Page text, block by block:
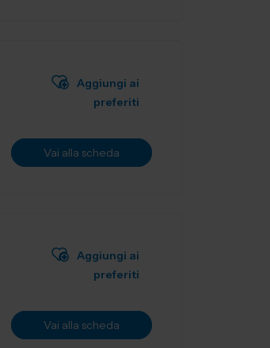
Aggiungi ai
preferiti
Vai alla scheda
Aggiungi ai
preferiti
Vai alla scheda